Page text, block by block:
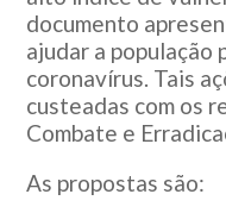
documento
ajudar a população
coronavírus. Tais
custeadas com os
Combate e
As propostas são: